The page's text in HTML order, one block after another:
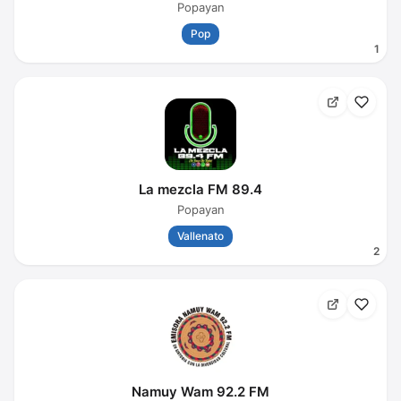
1
Popayan
Pop
2
La mezcla FM 89.4
Popayan
Vallenato
Namuy Wam 92.2 FM